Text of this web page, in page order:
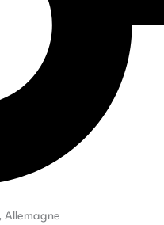
Allemagne